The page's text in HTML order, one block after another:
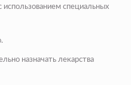
использованием специальных
назначать лекарства